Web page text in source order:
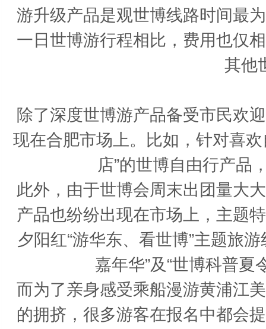
游升级产品是观世博线路时间最
一日世博游行程相比，费用也仅
其他
除了深度世博游产品备受市民欢
现在合肥市场上。比如，针对喜
店”的世博自由行产品
此外，由于世博会周末出团量大
产品也纷纷出现在市场上，主题
夕阳红“游华东、看世博”主题旅
嘉年华”及“世博科普夏
而为了亲身感受乘船漫游黄浦江
的拥挤，很多游客在报名中都会